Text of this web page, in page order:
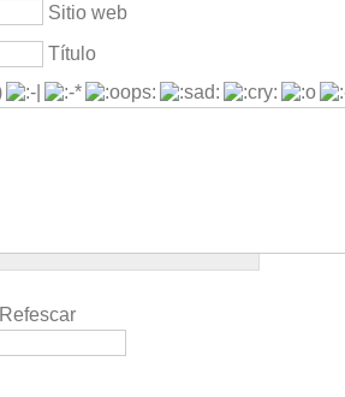
Sitio web
Título
Refescar